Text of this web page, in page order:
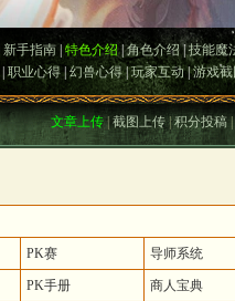
新手指南| 特色介绍|角色介绍|技能魔
|职业心得| 幻兽心得|玩家互动|游戏
文章上传| 截图上传|积分投稿
PK赛 导师系统
PK手册 商人宝典